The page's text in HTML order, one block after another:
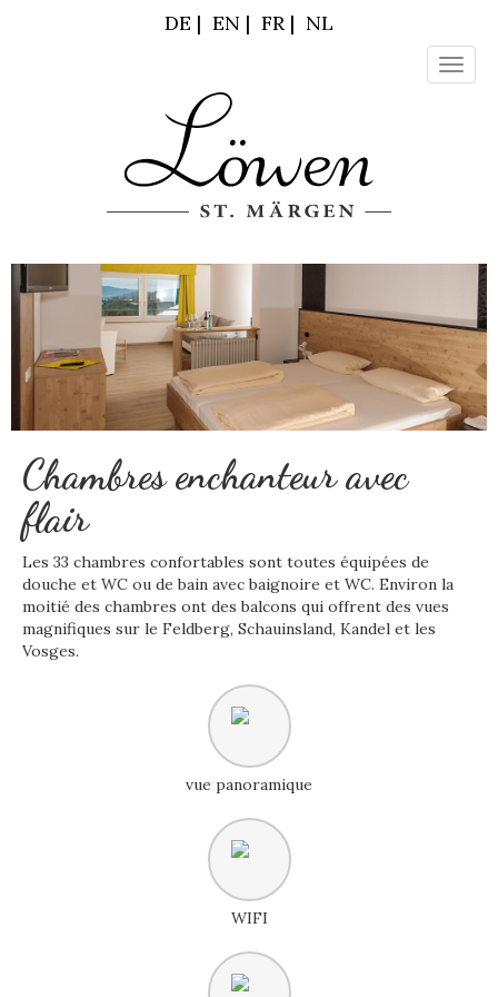
DE | EN | FR | NL
Chambres enchanteur avec
flair
Les 33 chambres confortables sont toutes équipées de
douche et WC ou de bain avec baignoire et WC. Environ la
moitié des chambres ont des balcons qui offrent des vues
magnifiques sur le Feldberg, Schauinsland, Kandel et les
Vosges.
vue panoramique
WIFI